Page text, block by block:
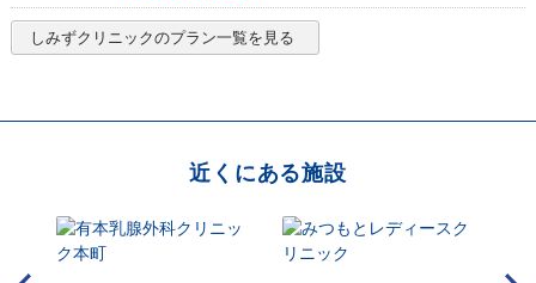
しみずクリニックのプラン一覧を見る
近くにある施設